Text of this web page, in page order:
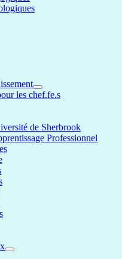
les chef.fe.s
de Sherbrook
Professionnel